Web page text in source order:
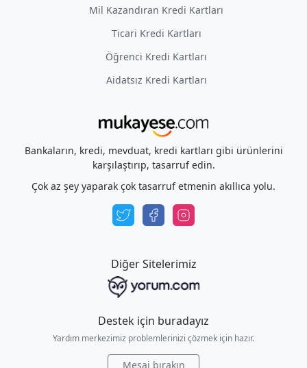
Mil Kazandıran Kredi Kartları
Ticari Kredi Kartları
Öğrenci Kredi Kartları
Aidatsız Kredi Kartları
Bankaların, kredi, mevduat, kredi kartları gibi ürünlerini
karşılaştırıp, tasarruf edin.
Çok az şey yaparak çok tasarruf etmenin akıllıca yolu.
Diğer Sitelerimiz
Destek için buradayız
Yardım merkezimiz problemlerinizi çözmek için hazır.
Mesaj bırakın